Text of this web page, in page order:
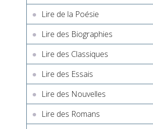
Lire de la Poésie
Lire des Biographies
Lire des Classiques
Lire des Essais
Lire des Nouvelles
Lire des Romans